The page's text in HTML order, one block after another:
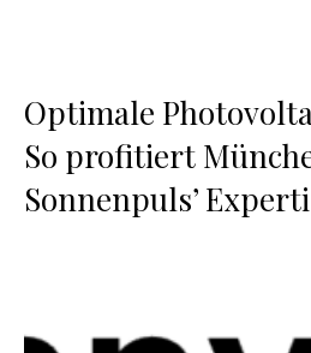
Optimale
So profitiert
Sonnenpuls’